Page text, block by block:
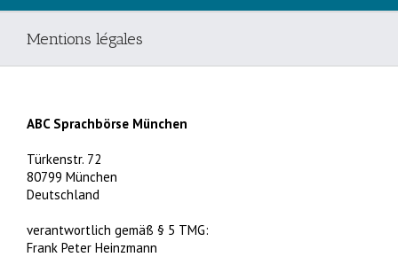
Mentions légales
ABC Sprachbörse München
Türkenstr. 72
80799 München
Deutschland
verantwortlich gemäß § 5 TMG:
Frank Peter Heinzmann